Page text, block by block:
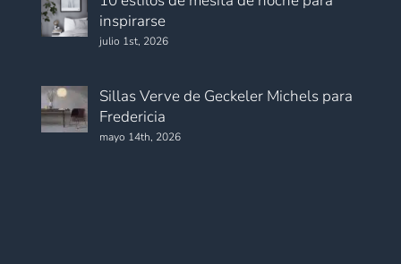
inspirarse
julio 1st, 2026
Sillas Verve de Geckeler Michels para
Fredericia
mayo 14th, 2026